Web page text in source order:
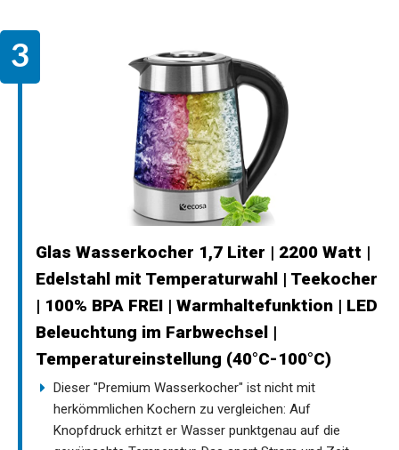
Glas Wasserkocher 1,7 Liter | 2200 Watt |
Edelstahl mit Temperaturwahl | Teekocher
| 100% BPA FREI | Warmhaltefunktion | LED
Beleuchtung im Farbwechsel |
Temperatureinstellung (40°C-100°C)
Dieser "Premium Wasserkocher" ist nicht mit
herkömmlichen Kochern zu vergleichen: Auf
Knopfdruck erhitzt er Wasser punktgenau auf die